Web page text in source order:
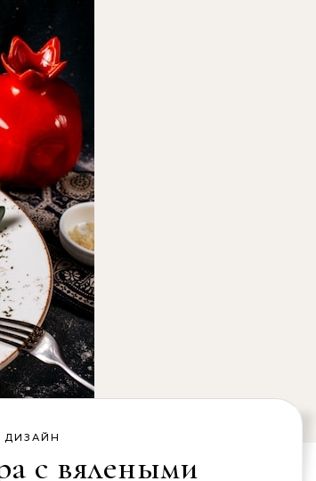
ДИЗАЙН
с вялеными